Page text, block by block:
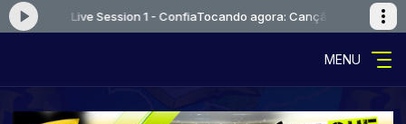
- Live Session 1 - ConfiaTocando agora: Canção e Louvor - Live
MENU